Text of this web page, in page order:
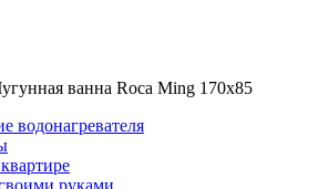
ванна Roca Ming 170x85
водонагревателя
руками